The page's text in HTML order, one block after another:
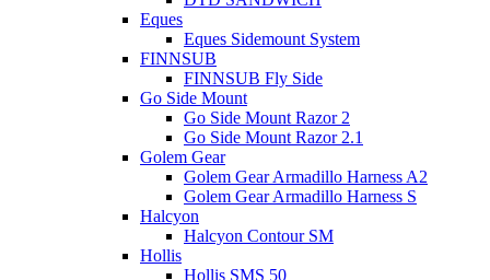
Eques
Eques Sidemount System
FINNSUB
FINNSUB Fly Side
Go Side Mount
Go Side Mount Razor 2
Go Side Mount Razor 2.1
Golem Gear
Golem Gear Armadillo Harness A2
Golem Gear Armadillo Harness S
Halcyon
Halcyon Contour SM
Hollis
Hollis SMS 50